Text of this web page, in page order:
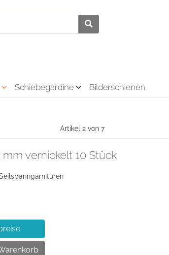
Schiebegardine Bilderschienen
Artikel 2 von 7
mm vernickelt 10 Stück